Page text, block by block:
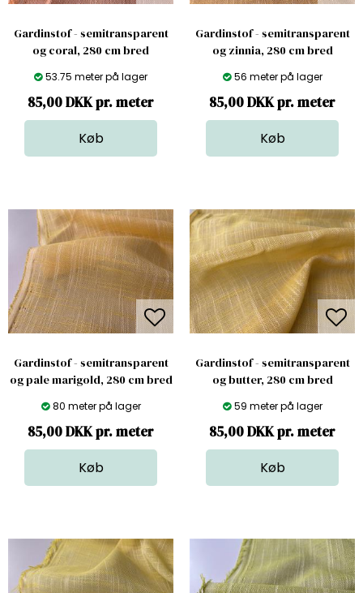
Gardinstof - semitransparent
og coral, 280 cm bred
53.75 meter på lager
85,00 DKK pr. meter
Gardinstof - semitransparent
og zinnia, 280 cm bred
56 meter på lager
85,00 DKK pr. meter
Gardinstof - semitransparent
og pale marigold, 280 cm bred
80 meter på lager
85,00 DKK pr. meter
Gardinstof - semitransparent
og butter, 280 cm bred
59 meter på lager
85,00 DKK pr. meter